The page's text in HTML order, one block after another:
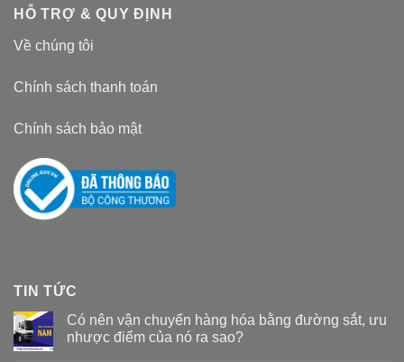
HỖ TRỢ & QUY ĐỊNH
Về chúng tôi
Chính sách thanh toán
Chính sách bảo mật
TIN TỨC
Có nên vận chuyển hàng hóa bằng đường sắt, ưu
nhược điểm của nó ra sao?